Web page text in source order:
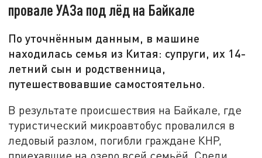
провале УАЗа под лёд на Байкале
По уточнённым данным, в машине
находилась семья из Китая: супруги, их 14-
летний сын и родственница,
путешествовавшие самостоятельно.
В результате происшествия на Байкале, где
туристический микроавтобус провалился в
ледовый разлом, погибли граждане КНР,
приехавшие на озеро всей семьёй. Среди